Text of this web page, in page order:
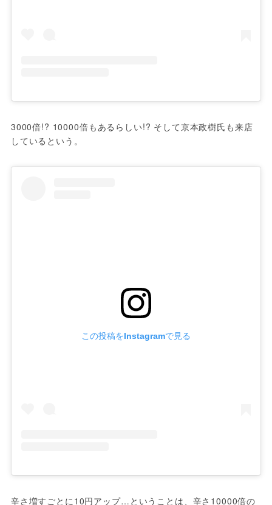
3000倍!? 10000倍もあるらしい!? そして京本政樹氏も来店
この投稿をInstagramで見る
辛さ増すごとに10円アップ…ということは、辛さ10000倍の